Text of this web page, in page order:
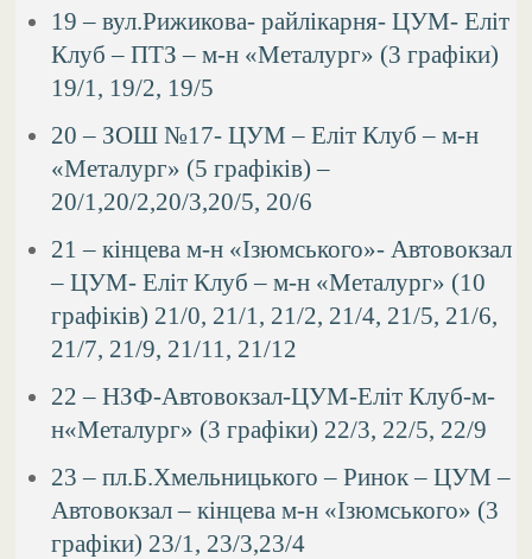
19 – вул.Рижикова- райлікарня- ЦУМ- Еліт
Клуб – ПТЗ – м-н «Металург» (3 графіки)
19/1, 19/2, 19/5
20 – ЗОШ №17- ЦУМ – Еліт Клуб – м-н
«Металург» (5 графіків) –
20/1,20/2,20/3,20/5, 20/6
21 – кінцева м-н «Ізюмського»- Автовокзал
– ЦУМ- Еліт Клуб – м-н «Металург» (10
графіків) 21/0, 21/1, 21/2, 21/4, 21/5, 21/6,
21/7, 21/9, 21/11, 21/12
22 – НЗФ-Автовокзал-ЦУМ-Еліт Клуб-м-
н«Металург» (3 графіки) 22/3, 22/5, 22/9
23 – пл.Б.Хмельницького – Ринок – ЦУМ –
Автовокзал – кінцева м-н «Ізюмського» (3
графіки) 23/1, 23/3,23/4